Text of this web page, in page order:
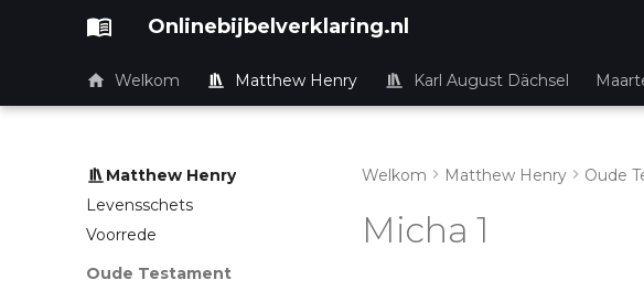
Onlinebijbelverklaring.nl
Welkom Matthew Henry Karl August Dächsel
Matthew Henry
Levensschets
Voorrede
Oude Testament
Welkom Matthew Henry Oude
Micha 1